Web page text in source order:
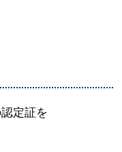
定証を